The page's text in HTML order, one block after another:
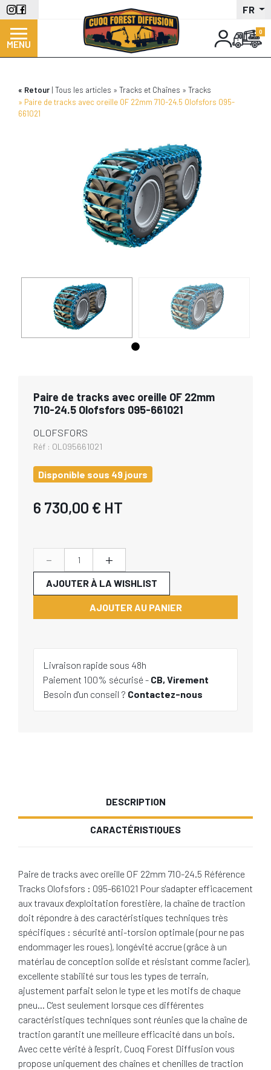
Aller
au
contenu
principal
FR
MENU
Retour Tous les articles Tracks et Chaînes
Tracks
Paire de tracks avec oreille OF 22mm 710-24.5 Olofsfors 095-
661021
Paire de tracks avec oreille OF 22mm
710-24.5 Olofsfors 095-661021
OLOFSFORS
Réf : OL095661021
Disponible sous 49 jours
6 730,00 € HT
- +
AJOUTER AU PANIER
AJOUTER À LA WISHLIST
Livraison rapide sous 48h
Paiement 100% sécurisé - CB, Virement
Besoin d'un conseil ? Contactez-nous
DESCRIPTION
CARACTÉRISTIQUES
Paire de tracks avec oreille OF 22mm 710-24.5 Référence
Tracks Olofsfors : 095-661021 Pour s'adapter efficacement
aux travaux d'exploitation forestière, la chaîne de traction
doit répondre à des caractéristiques techniques très
spécifiques : sécurité anti-torsion optimale (pour ne pas
endommager les roues), longévité accrue (grâce à un
matériau de conception solide et résistant comme l'acier),
excellente stabilité sur tous les types de terrain,
ajustement parfait selon le type et les motifs de chaque
pneu… C'est seulement lorsque ces différentes
caractéristiques techniques sont réunies que la chaîne de
traction garantit une meilleure efficacité dans un bois.
Avec cette vérité à l'esprit, Cuoq Forest Diffusion vous
propose uniquement des chaînes et chenilles de traction